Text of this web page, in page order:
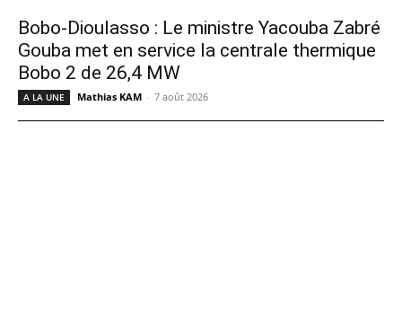
Bobo-Dioulasso : Le ministre Yacouba Zabré
Gouba met en service la centrale thermique
Bobo 2 de 26,4 MW
A LA UNE Mathias KAM - 7 août 2026